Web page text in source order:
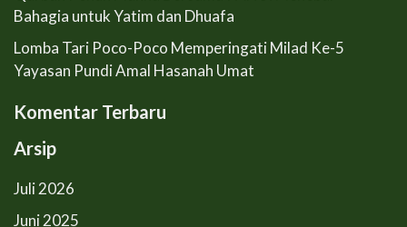
Bahagia untuk Yatim dan Dhuafa
Lomba Tari Poco-Poco Memperingati Milad Ke-5
Yayasan Pundi Amal Hasanah Umat
Komentar Terbaru
Arsip
Juli 2026
Juni 2025